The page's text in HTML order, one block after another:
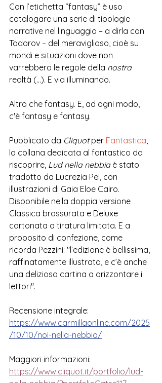
Con l’etichetta “fantasy” è uso
catalogare una serie di tipologie
narrative nel linguaggio – a dirla con
Todorov – del meraviglioso, cioè su
mondi e situazioni dove non
varrebbero le regole della nostra
realtà (...). E via illuminando.
Altro che fantasy. E, ad ogni modo,
c'è fantasy e fantasy.
Pubblicato da Cliquot per Fantastica,
la collana dedicata al fantastico da
riscoprire, Lud nella nebbia è stato
tradotto da Lucrezia Pei, con
illustrazioni di Gaia Eloe Cairo.
Disponibile nella doppia versione
Classica brossurata e Deluxe
cartonata a tiratura limitata. E a
proposito di confezione, come
ricorda Pezzini: "l’edizione è bellissima,
raffinatamente illustrata, e c’è anche
una deliziosa cartina a orizzontare i
lettori".
Recensione integrale:
https://www.carmillaonline.com/2025
/10/10/noi-nella-nebbia/
Maggiori informazioni:
https://www.cliquot.it/portfolio/lud-